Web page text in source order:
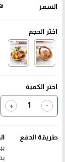
السعر
اختر الحجم
اختر الكمية
-
+
طريقة الدفع